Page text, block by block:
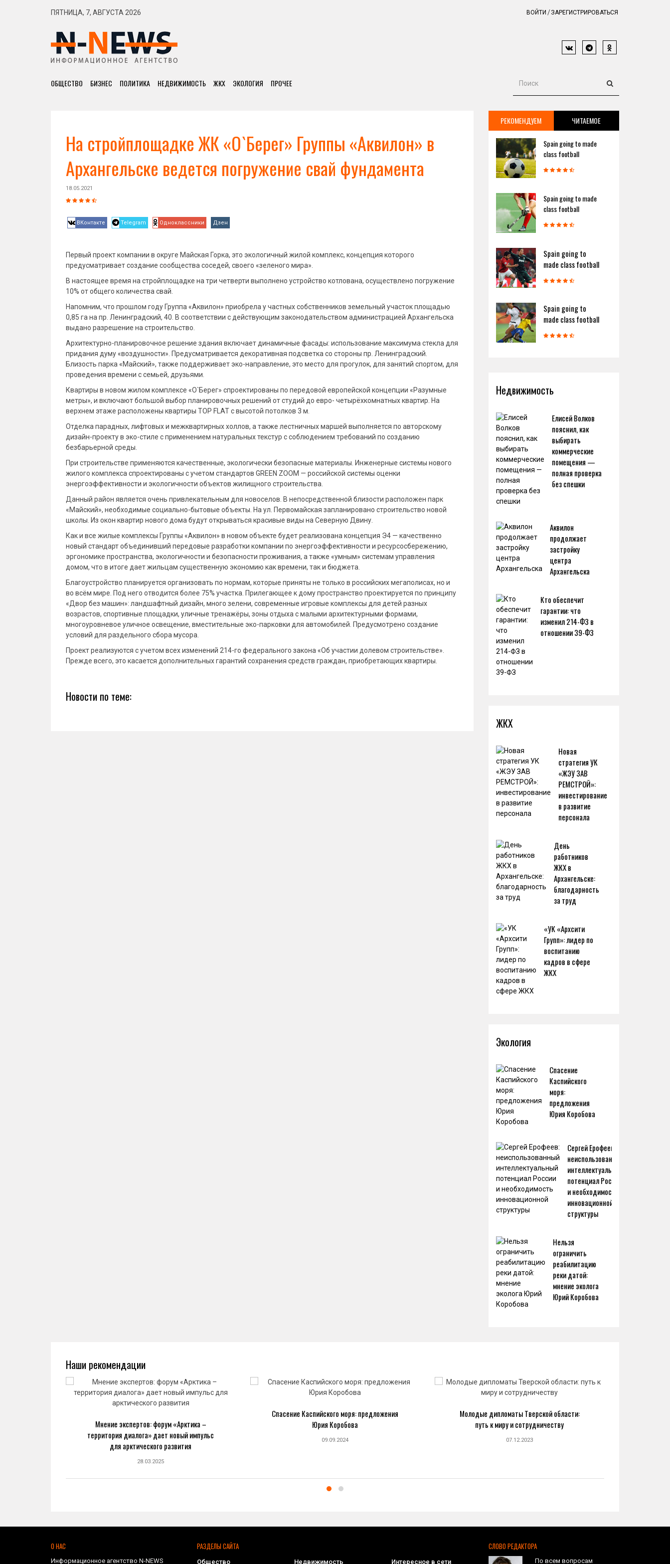
ПЯТНИЦА, 7, АВГУСТА 2026 ВОЙТИ ЗАРЕГИСТРИРОВАТЬСЯ
ОБЩЕСТВО БИЗНЕС ПОЛИТИКА НЕДВИЖИМОСТЬ ЖКХ ЭКОЛОГИЯ ПРОЧЕЕ
На стройплощадке ЖК «О`Берег» Группы «Аквилон» в
Архангельске ведется погружение свай фундамента
18.05.2021
ВКонтакте Telegram Одноклассники Дзен
Первый проект компании в округе Майская Горка, это экологичный жилой комплекс, концепция которого
предусматривает создание сообщества соседей, своего «зеленого мира».
В настоящее время на стройплощадке на три четверти выполнено устройство котлована, осуществлено погружение
10% от общего количества свай.
Напомним, что прошлом году Группа «Аквилон» приобрела у частных собственников земельный участок площадью
0,85 га на пр. Ленинградский, 40. В соответствии с действующим законодательством администрацией Архангельска
выдано разрешение на строительство.
Архитектурно-планировочное решение здания включает динамичные фасады: использование максимума стекла для
придания думу «воздушности». Предусматривается декоративная подсветка со стороны пр. Ленинградский.
Близость парка «Майский», также поддерживает эко-направление, это место для прогулок, для занятий спортом, для
проведения времени с семьей, друзьями.
Квартиры в новом жилом комплексе «О`Берег» спроектированы по передовой европейской концепции «Разумные
метры», и включают большой выбор планировочных решений от студий до евро- четырёхкомнатных квартир. На
верхнем этаже расположены квартиры TOP FLAT с высотой потолков 3 м.
Отделка парадных, лифтовых и межквартирных холлов, а также лестничных маршей выполняется по авторскому
дизайн-проекту в эко-стиле с применением натуральных текстур с соблюдением требований по созданию
безбарьерной среды.
При строительстве применяются качественные, экологически безопасные материалы. Инженерные системы нового
жилого комплекса спроектированы с учетом стандартов GREEN ZOOM — российской системы оценки
энергоэффективности и экологичности объектов жилищного строительства.
Данный район является очень привлекательным для новоселов. В непосредственной близости расположен парк
«Майский», необходимые социально-бытовые объекты. На ул. Первомайская запланировано строительство новой
школы. Из окон квартир нового дома будут открываться красивые виды на Северную Двину.
Как и все жилые комплексы Группы «Аквилон» в новом объекте будет реализована концепция Э4 — качественно
новый стандарт объединивший передовые разработки компании по энергоэффективности и ресурсосбережению,
эргономике пространства, экологичности и безопасности проживания, а также «умным» системам управления
домом, что в итоге дает жильцам существенную экономию как времени, так и бюджета.
Благоустройство планируется организовать по нормам, которые приняты не только в российских мегаполисах, но и
во всём мире. Под него отводится более 75% участка. Прилегающее к дому пространство проектируется по принципу
«Двор без машин»: ландшафтный дизайн, много зелени, современные игровые комплексы для детей разных
возрастов, спортивные площадки, уличные тренажёры, зоны отдыха с малыми архитектурными формами,
многоуровневое уличное освещение, вместительные эко-парковки для автомобилей. Предусмотрено создание
условий для раздельного сбора мусора.
Проект реализуются с учетом всех изменений 214-го федерального закона «Об участии долевом строительстве».
Прежде всего, это касается дополнительных гарантий сохранения средств граждан, приобретающих квартиры.
Новости по теме:
РЕКОМЕНДУЕМ ЧИТАЕМОЕ
Spain going to made
class football
Spain going to made
class football
Spain going to
made class football
Spain going to
made class football
Недвижимость
Елисей Волков
пояснил, как
выбирать
коммерческие
помещения —
полная проверка
без спешки
Аквилон
продолжает
застройку
центра
Архангельска
Кто обеспечит
гарантии: что
изменил 214-ФЗ в
отношении 39-ФЗ
ЖКХ
Новая
стратегия УК
«ЖЭУ ЗАВ
РЕМСТРОЙ»:
инвестирование
в развитие
персонала
День
работников
ЖКХ в
Архангельске:
благодарность
за труд
«УК «Архсити
Групп»: лидер по
воспитанию
кадров в сфере
ЖКХ
Экология
Спасение
Каспийского
моря:
предложения
Юрия Коробова
Сергей Ерофеев:
неиспользованный
интеллектуальный
потенциал России
и необходимость
инновационной
структуры
Нельзя
ограничить
реабилитацию
реки датой:
мнение эколога
Юрий Коробова
Наши рекомендации
Мнение экспертов: форум «Арктика –
территория диалога» дает новый импульс
для арктического развития
28.03.2025
Спасение Каспийского моря: предложения
Юрия Коробова
09.09.2024
Молодые дипломаты Тверской области:
путь к миру и сотрудничеству
07.12.2023
О НАС
Информационное агентство N-NEWS
РАЗДЕЛЫ САЙТА
Общество Недвижимость Интересное в сети
СЛОВО РЕДАКТОРА
По всем вопросам